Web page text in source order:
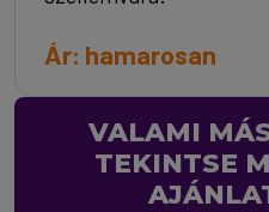
Ár: hamarosan
VALAMI
TEKINTSE